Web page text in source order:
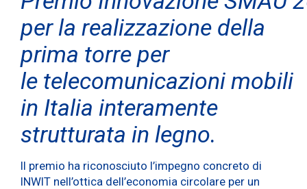
per la realizzazione della
prima torre per
le telecomunicazioni mobili
in Italia interamente
strutturata in legno.
Il premio ha riconosciuto l’impegno concreto di
INWIT nell’ottica dell’economia circolare per un